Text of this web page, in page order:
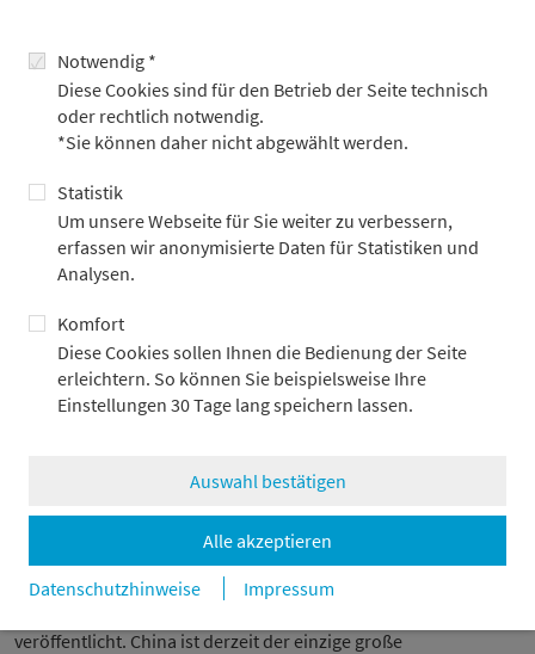
Notwendig *
Diese Cookies sind für den Betrieb der Seite technisch
oder rechtlich notwendig.
*Sie können daher nicht abgewählt werden.
Statistik
Um unsere Webseite für Sie weiter zu verbessern,
erfassen wir anonymisierte Daten für Statistiken und
Analysen.
Komfort
Diese Cookies sollen Ihnen die Bedienung der Seite
erleichtern. So können Sie beispielsweise Ihre
Einstellungen 30 Tage lang speichern lassen.
Auswahl bestätigen
Alle akzeptieren
Datenschutzhinweise
Impressum
Eine starke Aufwertung des japanischen Yen könnte dann
wiederum Verkäufe von Staatsanleihen in den USA und Europa
von japanischen Anlegern auslösen. Vor diesem Hintergrund
Renditeturbulenzen an den Staatsanleihemärkten in den USA
und Europa kommen.
Ausländische Aktienengagements japanischer Anleger dürften
davon jedoch weniger betroffen sein, da der Einfluss der
Wechselkursentwicklung auf die Performance einer Anlage in
ausländischen Aktien in der Regel deutlich geringer ist als bei
Anleihen.
In der Eurozone wird sich der Fokus auf die deutschen
Auftragseingänge (Montag) und die deutsche
Industrieproduktion (Dienstag) richten. Kann der Reigen an
überraschend guten Konjunkturdaten anhalten?
veröffentlicht. China ist derzeit der einzige große